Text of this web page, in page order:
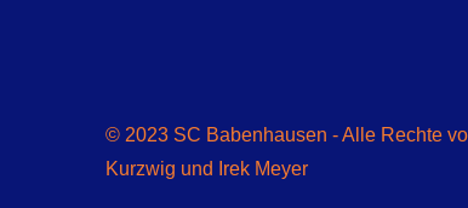
© 2023 SC Babenhausen - Alle Rechte
Kurzwig und Irek Meyer